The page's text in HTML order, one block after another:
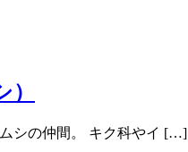
シの仲間。 キク科やイ […]